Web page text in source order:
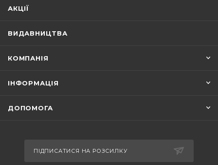
АКЦІЇ
ВИДАВНИЦТВА
КОМПАНІЯ
ІНФОРМАЦІЯ
ДОПОМОГА
ПІДПИСАТИСЯ НА РОЗСИЛКУ